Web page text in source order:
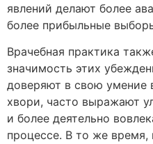
явлений делают более
более прибыльные
Врачебная практика
значимость этих
доверяют в свою умение
хвори, часто выражают
и более деятельно
процессе. В то же время,